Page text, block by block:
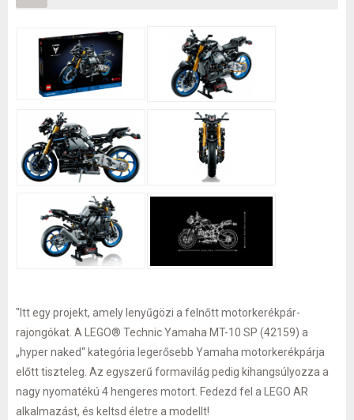
"Itt egy projekt, amely lenyűgözi a felnőtt motorkerékpár-
rajongókat. A LEGO® Technic Yamaha MT-10 SP (42159) a
„hyper naked“ kategória legerősebb Yamaha motorkerékpárja
előtt tiszteleg. Az egyszerű formavilág pedig kihangsúlyozza a
nagy nyomatékú 4 hengeres motort. Fedezd fel a LEGO AR
alkalmazást, és keltsd életre a modellt!